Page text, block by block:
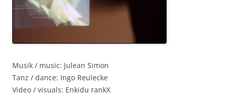
Musik / music: Julean Simon
Tanz / dance: Ingo Reulecke
Video / visuals: Enkidu rankX